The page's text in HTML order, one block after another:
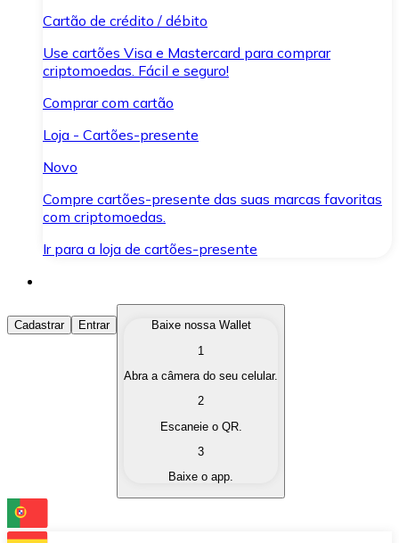
Cartão de crédito / débito
Use cartões Visa e Mastercard para comprar
criptomoedas. Fácil e seguro!
Comprar com cartão
Loja - Cartões-presente
Novo
Compre cartões-presente das suas marcas favoritas
com criptomoedas.
Ir para a loja de cartões-presente
Comprar Criptomoedas
Compre as criptomoedas de seu interesse de forma
Converta suas criptomoedas em moeda fiduciária
Troque uma criptomoeda por outra
Cadastrar Entrar
Baixe nossa Wallet
1
Abra a câmera do seu celular.
2
Escaneie o QR.
3
Baixe o app.